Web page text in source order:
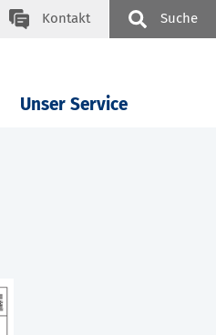
Kontakt Suche
Unser Service